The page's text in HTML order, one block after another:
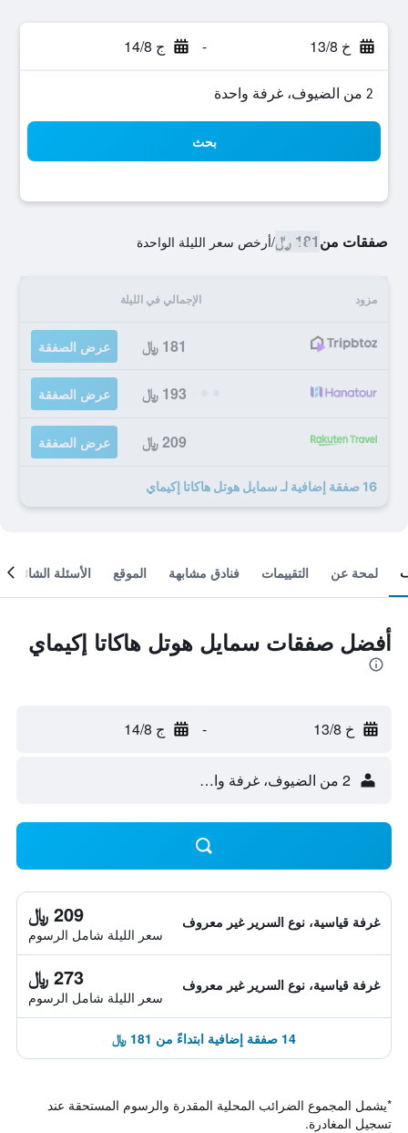
خ 13/8 - ج 14/8
2 من الضيوف، غرفة واحدة
بحث
صفقات من181 ﷼ /أرخص سعر الليلة الواحدة
مزود الإجمالي في الليلة
181 ﷼ عرض الصفقة
193 ﷼ عرض الصفقة
209 ﷼ عرض الصفقة
16 صفقة إضافية لـ سمايل هوتل هاكاتا إكيماي
لمحة عن التقييمات فنادق مشابهة الموقع الأسئلة الشائعة
أفضل صفقات سمايل هوتل هاكاتا إكيماي
خ 13/8 - ج 14/8
2 من الضيوف، غرفة واحدة
غرفة قياسية، نوع السرير غير معروف 209 ﷼
سعر الليلة شامل الرسوم
غرفة قياسية، نوع السرير غير معروف 273 ﷼
سعر الليلة شامل الرسوم
14 صفقة إضافية ابتداءً من 181 ﷼
*يشمل المجموع الضرائب المحلية المقدرة والرسوم المستحقة عند
تسجيل المغادرة.